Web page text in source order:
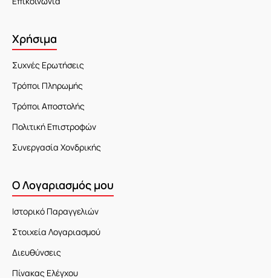
Χρήσιμα
Συχνές Ερωτήσεις
Τρόποι Πληρωμής
Τρόποι Αποστολής
Πολιτική Επιστροφών
Συνεργασία Χονδρικής
Ο Λογαριασμός μου
Ιστορικό Παραγγελιών
Στοιχεία Λογαριασμού
Διευθύνσεις
Πίνακας Ελέγχου